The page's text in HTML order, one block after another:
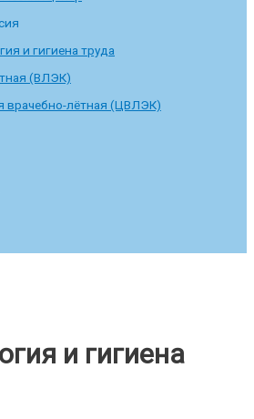
и гигиена труда
(ВЛЭК)
врачебно-лётная (ЦВЛЭК)
и гигиена